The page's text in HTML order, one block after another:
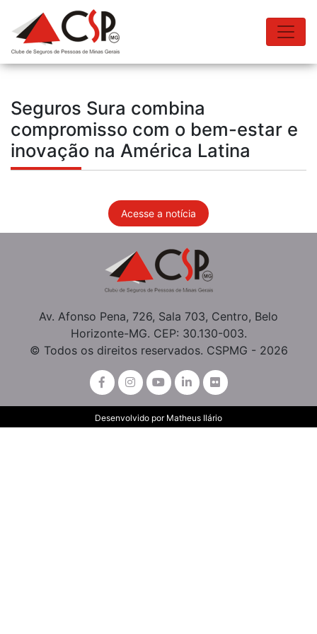
Seguros Sura combina
compromisso com o bem-estar e
inovação na América Latina
Acesse a notícia
Av. Afonso Pena, 726, Sala 703, Centro, Belo
Horizonte-MG. CEP: 30.130-003.
© Todos os direitos reservados. CSPMG - 2026
Desenvolvido por Matheus Ilário